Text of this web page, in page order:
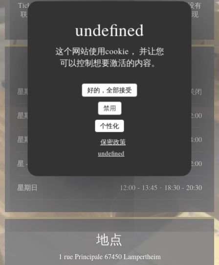
这个网站使用cookie， 并让您
可以控制想要激活的内容。
好的，全部接受
禁用
个性化
保密政策
undefined
Ticket restaurant dématérialisé, Mobile payment, Apple Pay, 没有
联系, Paiement Sans联系人, 欧洲卡/万事达卡, 大师, 签证, 现
金, 借记卡
营业时间
星期一 关闭
星期二 12:00 - 14:00 19:00 - 22:00
星期三 12:00 - 14:00
星 - 19:00 - 22:00
星期日 12:00 - 13:45 • 18:30 - 20:30
地点
1 rue Principale 67450 Lampertheim((在新窗口中打开))
AU CHEVAL NOIR